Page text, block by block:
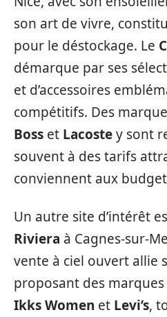
son art de vivre,
pour le déstockage. Le
démarque par ses
et d’accessoires
compétitifs. Des
Boss et Lacostey sont
souvent à des tarifs
conviennent aux
Un autre site d’intérêt
Riviera à Cagnes-sur-
vente à ciel ouvert allie
proposant des
Ikks Women et Levi’s,